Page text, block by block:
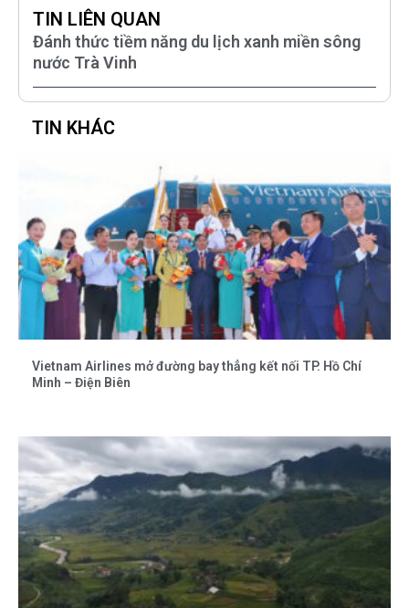
TIN LIÊN QUAN
Đánh thức tiềm năng du lịch xanh miền sông
nước Trà Vinh
TIN KHÁC
Vietnam Airlines mở đường bay thẳng kết nối TP. Hồ Chí
Minh – Điện Biên